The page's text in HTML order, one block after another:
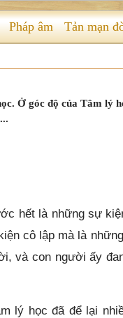
Pháp âm Tản mạn
Ở góc độ của Tâm lý
hết là những sự
cô lập mà là
và con người ấy
lý học đã để lại